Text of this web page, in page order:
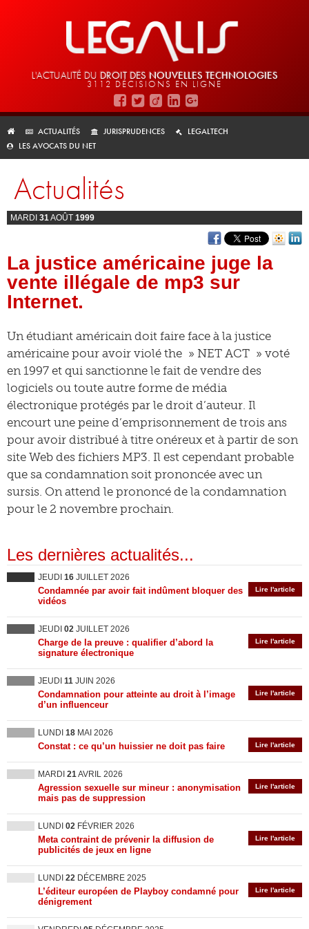
L'ACTUALITÉ DU DROIT DES NOUVELLES TECHNOLOGIES
3112 DÉCISIONS EN LIGNE
ACTUALITÉS JURISPRUDENCES
LEGALTECH
LES AVOCATS DU NET
Actualités
MARDI 31AOÛT 1999
La justice américaine juge la
vente illégale de mp3 sur
Internet.
Un étudiant américain doit faire face à la justice
américaine pour avoir violé the » NET ACT » voté
en 1997 et qui sanctionne le fait de vendre des
logiciels ou toute autre forme de média
électronique protégés par le droit d’auteur. Il
encourt une peine d’emprisonnement de trois ans
pour avoir distribué à titre onéreux et à partir de son
site Web des fichiers MP3. Il est cependant probable
que sa condamnation soit prononcée avec un
sursis. On attend le prononcé de la condamnation
pour le 2 novembre prochain.
Les dernières actualités...
JEUDI 16 JUILLET 2026
Lire l'article
Condamnée par avoir fait indûment bloquer des
vidéos
JEUDI 02 JUILLET 2026
Lire l'article
Charge de la preuve : qualifier d’abord la
signature électronique
JEUDI 11 JUIN 2026
Lire l'article
Condamnation pour atteinte au droit à l’image
d’un influenceur
LUNDI 18 MAI 2026
Lire l'article
Constat : ce qu’un huissier ne doit pas faire
MARDI 21AVRIL 2026
Lire l'article
Agression sexuelle sur mineur : anonymisation
mais pas de suppression
LUNDI 02 FÉVRIER 2026
Lire l'article
Meta contraint de prévenir la diffusion de
publicités de jeux en ligne
LUNDI 22 DÉCEMBRE 2025
Lire l'article
L’éditeur européen de Playboy condamné pour
dénigrement